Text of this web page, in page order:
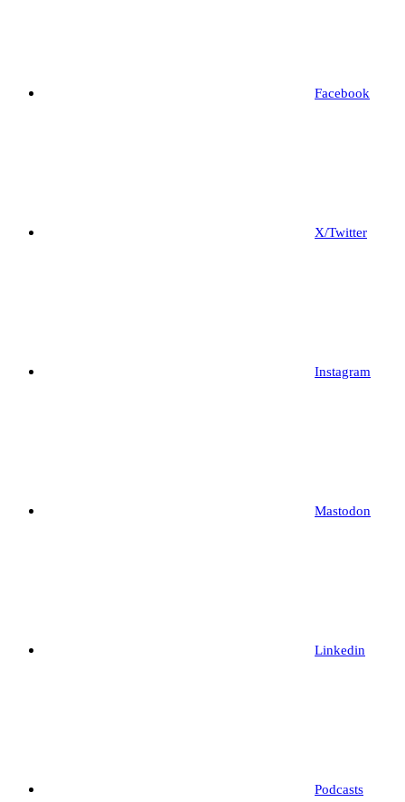
Facebook
X/Twitter
Instagram
Mastodon
Linkedin
Podcasts